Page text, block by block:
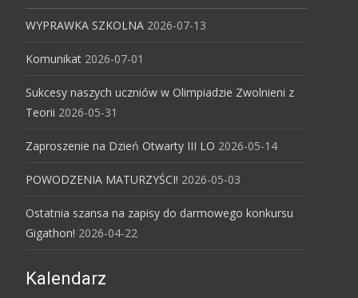
WYPRAWKA SZKOLNA 2026-07-13
Komunikat 2026-07-01
Sukcesy naszych uczniów w Olimpiadzie Zwolnieni z
Teorii 2026-05-31
Zaproszenie na Dzień Otwarty III LO 2026-05-14
POWODZENIA MATURZYŚCI! 2026-05-03
Ostatnia szansa na zapisy do darmowego konkursu
Gigathon! 2026-04-22
Kalendarz